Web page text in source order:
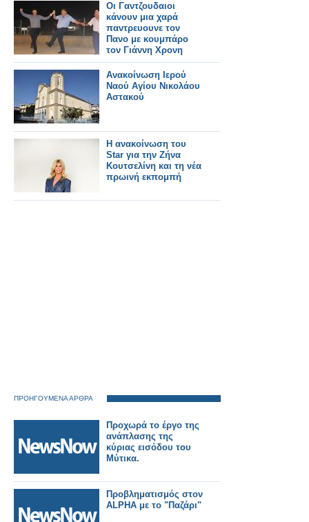
Οι Γαντζουδαιοι
κάνουν μια χαρά
παντρευουνε τον
Πανο με κουμπάρο
τον Γιάννη Χρονη
Ανακοίνωση Ιερού
Ναού Αγίου Νικολάου
Αστακού
Η ανακοίνωση του
Star για την Ζήνα
Κουτσελίνη και τη νέα
πρωινή εκπομπή
ΠΡΟΗΓΟΥΜΕΝΑ ΑΡΘΡΑ
Προχωρά το έργο της
ανάπλασης της
κύριας εισόδου του
Μύτικα.
Προβληματισμός στον
ALPHA με το "Παζάρι"